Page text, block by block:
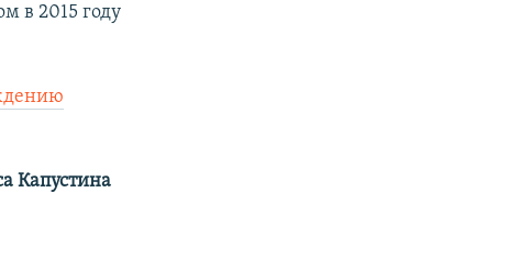
в 2015 году
Капустина